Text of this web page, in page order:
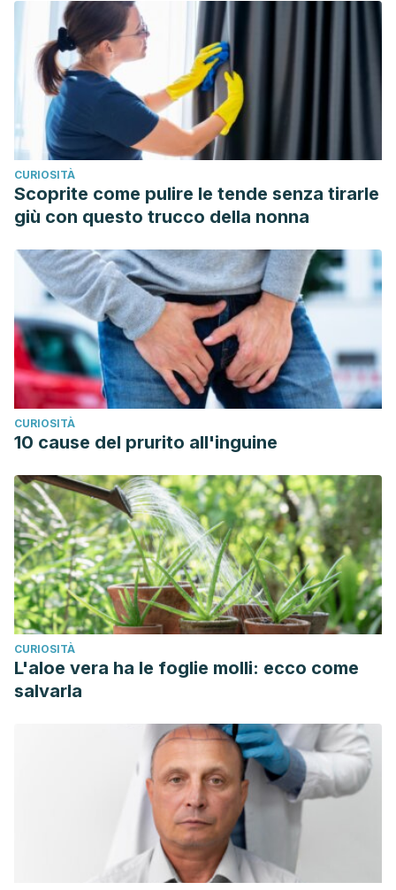
https://drhowardmurad.com/wp-
content/uploads/2018/01/dr-murad-jarcp.pdf
Yagnik, D., Serafin, V., & J Shah, A. (2018). Antimicrobial
activity of apple cider vinegar against Escherichia coli,
Staphylococcus aureus and Candida albicans;
downregulating cytokine and microbial protein
expression. Scientific reports, 8(1), 1732.
https://doi.org/10.1038/s41598-017-18618-x
Solaleh Sadat Khezri, Atoosa Saidpour, Nima
Hosseinzadeh, Zohreh Amiri. 2018.
Beneficial effects of Apple Cider Vinegar on weight
management, Visceral Adiposity Index and lipid profile in
overweight or obese subjects receiving restricted calorie
diet: A randomized clinical trial. Journal of Functional Foods.
(http://www.sciencedirect.com/science/article/pii/
Apple Cider Vinegar. WebMD.
https://www.webmd.com/diet/apple-cider-vinegar-and-
your-health#2
Judy Gopal, Vimala Anthonydhason, Manikandan Muthu,
Enkhtaivan Gansukh, Somang Jung, Sechul Chul &
Sivanesan Iyyakkannu (2019) Authenticating apple cider
vinegar’s home remedy claims: antibacterial, antifungal,
antiviral properties and cytotoxicity aspect, Natural Product
Research, 33:6, 906-
910, DOI: 10.1080/14786419.2017.1413567
CURIOSITÀ
Scoprite come pulire le tende senza tirarle
giù con questo trucco della nonna
CURIOSITÀ
10 cause del prurito all'inguine
CURIOSITÀ
L'aloe vera ha le foglie molli: ecco come
salvarla